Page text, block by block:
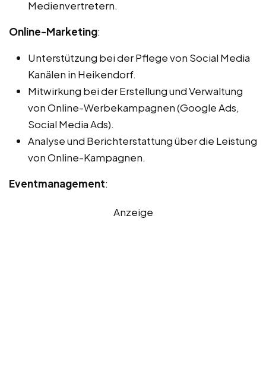
Medienvertretern.
Online-Marketing:
Unterstützung bei der Pflege von Social Media
Kanälen in Heikendorf.
Mitwirkung bei der Erstellung und Verwaltung
von Online-Werbekampagnen (Google Ads,
Social Media Ads).
Analyse und Berichterstattung über die Leistung
von Online-Kampagnen.
Eventmanagement:
Anzeige